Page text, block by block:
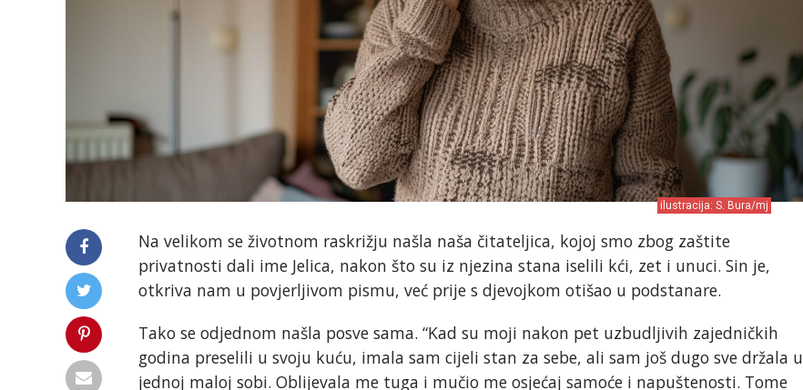
ilustracija: S. Bura/mj
Na velikom se životnom raskrižju našla naša čitateljica, kojoj smo zbog zaštite
privatnosti dali ime Jelica, nakon što su iz njezina stana iselili kći, zet i unuci. Sin je,
otkriva nam u povjerljivom pismu, već prije s djevojkom otišao u podstanare.
Tako se odjednom našla posve sama. “Kad su moji nakon pet uzbudljivih zajedničkih
godina preselili u svoju kuću, imala sam cijeli stan za sebe, ali sam još dugo sve držala u
jednoj maloj sobi. Oblijevala me tuga i mučio me osjećaj samoće i napuštenosti. Tome